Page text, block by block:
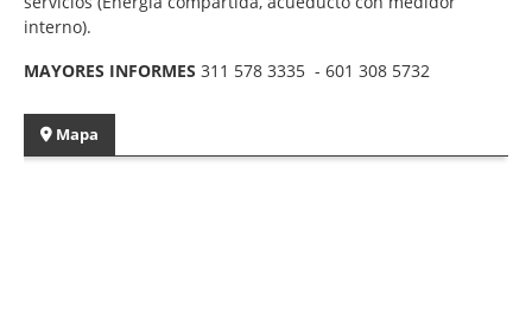
interno).
MAYORES INFORMES 311 578 3335 - 601 308 5732
Mapa